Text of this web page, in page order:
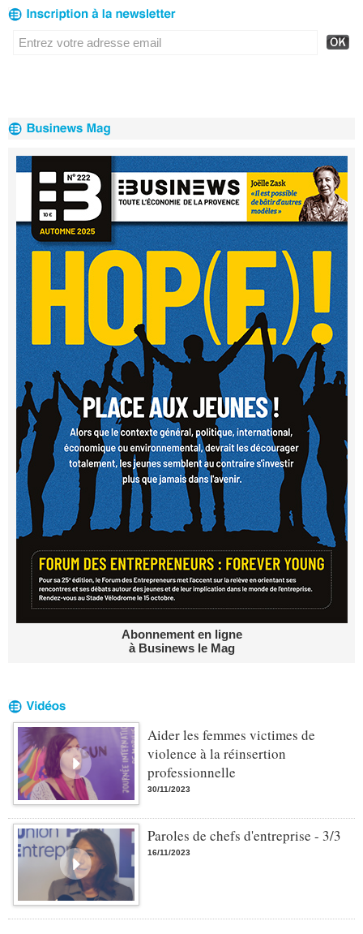
Abonnement en ligne
à Businews le Mag
Aider les femmes victimes de
violence à la réinsertion
professionnelle
30/11/2023
Paroles de chefs d'entreprise - 3/3
16/11/2023